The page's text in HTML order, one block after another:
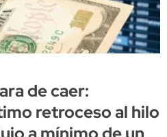
de caer:
retroceso al hilo